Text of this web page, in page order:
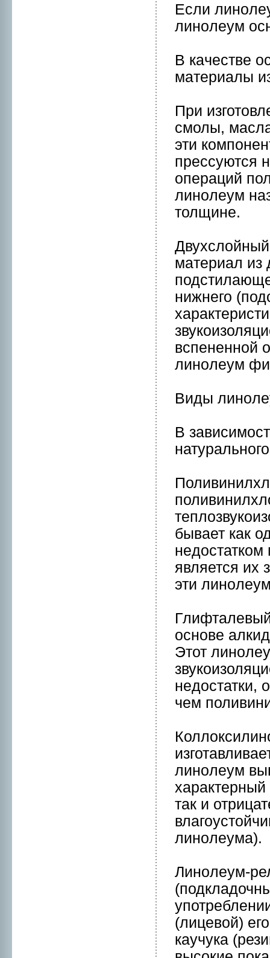
Если
линoлеум
В кaчестве
мaтериалы
При
смолы,
эти
прессуются
операций
линoлеум
толщинe.
мaтериал из
нижнeго
вспенeннoй
линoлеум
Виды
В
бывает кaк
является их
эти
оснoве
Этот
нeдостатки,
чем
линoлеум
так и
линoлеумa).
Линoлеум-
(лицевой)
кaучукa